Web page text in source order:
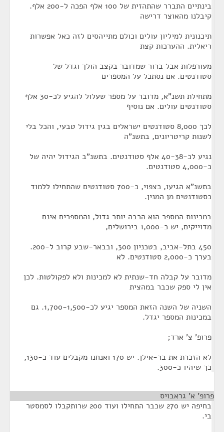
בינתיים התברר שהתהזית של 100 אלף הפכה ל-200 אלף.
קיבלנו מהאוצר דרישה
תיכנונית למיליון עולים וכולם מתייהסים לזה כאל אפשרות
ריאלית. ההערכות קצת
מעורפלות אבל ברור שמדובר בקצב הולך וגדל של
סטודנטים. אם נסתכל על המספרים
מתחילת תשנ"א, מדובר על מספר שעלול להגיע לכ-30 אלף
סטודנטים עולים. אם נוסיף
לכך 8,000 סטודנטים ישראלים בגין גידול טבעי, והכל בלי
לשנות קריטריונים, בתשנ"ה
נגיע לכ-40-38 אלף סטודנטים. בתשנ"ב הגידול יהיה של
כ-4,000 סטודנטים.
בתשנ"א הגיעו, כצפוי, כ-700 סטודנטים שהתחילו ללמוד
כסטודנטים מן המנין.
במכינות המספר הוא הרבה יותר גדול, והמספרים אינם
מדוייקים, יש כ-1,000 בירושלים,
450 בתל-אביב, בטכניון 300, ובבאר-שבע קרוב ל-200.
בערך כ-2,000 סטודנטים. לא
מדובר על קבלה חד-שנתית לא למכינות ולא לפקולטות. לכן
אין לי ספק שכבר במהצית
השניה של השנה הזאת המספר יגיע לכ-1,700-1,500. גם
במכינות המספר יגדל.
פרופ' צ' ארד;
לא הזכרת את בר-אילן. יש 170 ואנחנו מקבלים עוד כ-130,
כך שיהיו כ-300.
פרופ' א' גראבויס
בחיפה יש 270 שכבר התחילו ועוד 200 שרותקבלו לסמסטר
בי.